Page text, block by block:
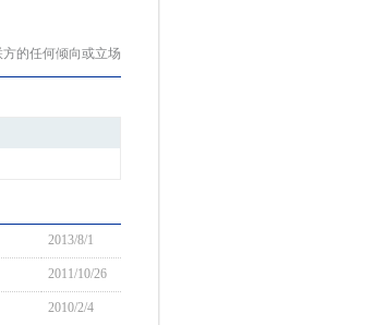
的任何倾向或立场
2013/8/1
2011/10/26
2010/2/4